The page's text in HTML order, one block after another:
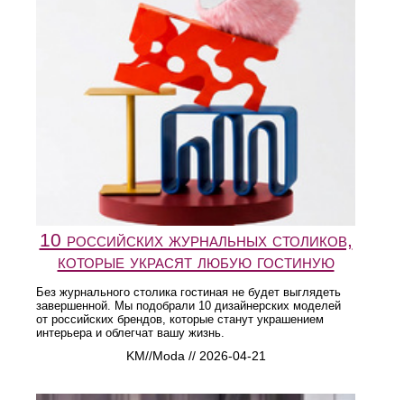
10 российских журнальных столиков,
которые украсят любую гостиную
Без журнального столика гостиная не будет выглядеть
завершенной. Мы подобрали 10 дизайнерских моделей
от российских брендов, которые станут украшением
интерьера и облегчат вашу жизнь.
KM//Moda // 2026-04-21